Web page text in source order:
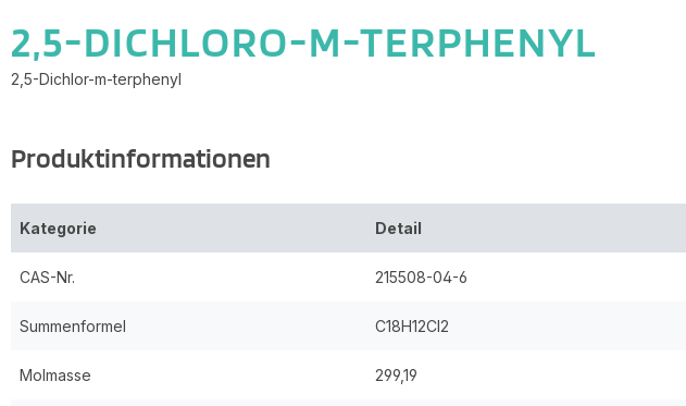
2,5-DICHLORO-M-TERPHENYL
2,5-Dichlor-m-terphenyl
Produktinformationen
Kategorie Detail
CAS-Nr. 215508-04-6
Summenformel C18H12Cl2
Molmasse 299,19